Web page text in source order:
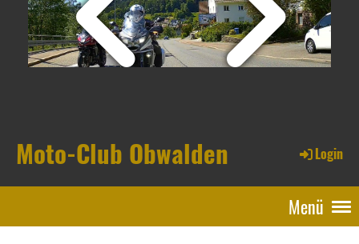
Moto-Club Obwalden Login
Menü